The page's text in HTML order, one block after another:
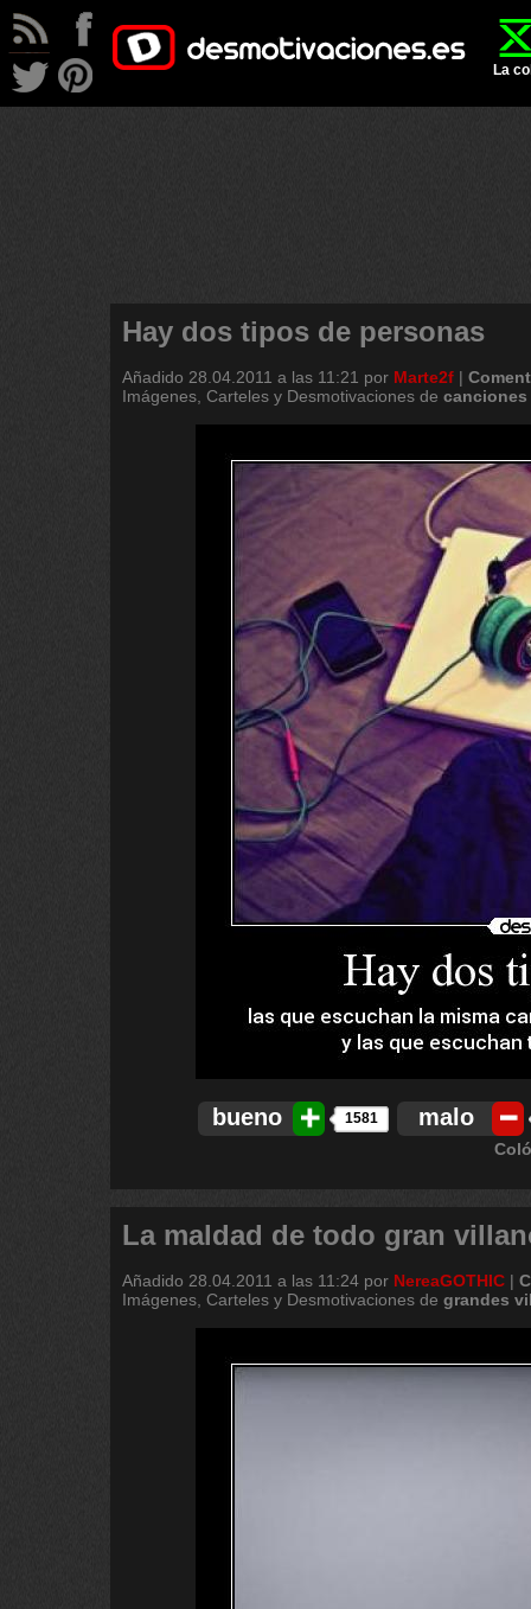
La
Hay dos tipos de personas
Añadido 28.04.2011 a las 11:21 por Marte2f |
Imágenes, Carteles y Desmotivaciones de canciones
bueno 1581 malo
La maldad de todo gran
Añadido 28.04.2011 a las 11:24 por NereaGOTHIC |
Imágenes, Carteles y Desmotivaciones de grandes